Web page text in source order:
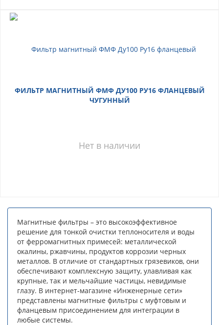
ФИЛЬТР МАГНИТНЫЙ ФМФ ДУ100 РУ16 ФЛАНЦЕВЫЙ
ЧУГУННЫЙ
Нет в наличии
Магнитные фильтры – это высокоэффективное
решение для тонкой очистки теплоносителя и воды
от ферромагнитных примесей: металлической
окалины, ржавчины, продуктов коррозии черных
металлов. В отличие от стандартных грязевиков, они
обеспечивают комплексную защиту, улавливая как
крупные, так и мельчайшие частицы, невидимые
глазу. В интернет-магазине «Инженерные сети»
представлены магнитные фильтры с муфтовым и
фланцевым присоединением для интеграции в
любые системы.